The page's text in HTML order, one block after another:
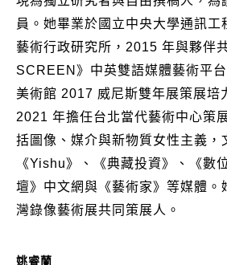
員。她畢業於國立中央大學通訊工
藝術行政研究所，2015 年與夥伴
SCREEN》中英雙語媒體藝術平
美術館 2017 威尼斯雙年展策展培
2021 年擔任台北當代藝術中心策
括圖像、媒介與新物質女性主義，
《Yishu》、《典藏投資》、《數
壇》中文網與《藝術家》等媒體。
灣錄像藝術展共同策展人。
姚睿蘭